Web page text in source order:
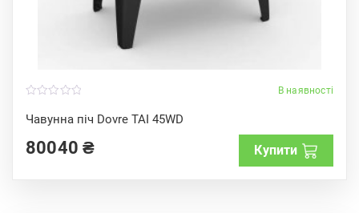
В наявності
Чавунна піч Dovre TAI 45WD
o
u
o
f80040₴ Купити